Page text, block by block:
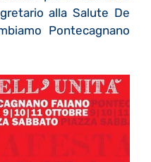
alla Salute De
Pontecagnano